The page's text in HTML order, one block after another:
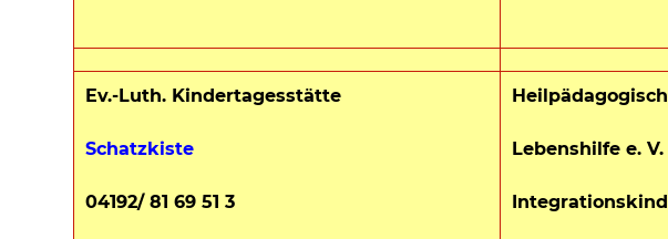
Ev.-Luth. Kindertagesstätte
Schatzkiste
04192/ 81 69 51 3
Lebenshilfe e.